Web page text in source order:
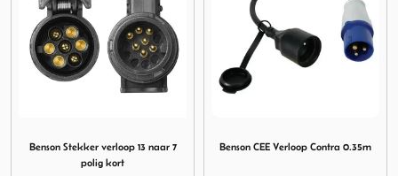
Benson Stekker verloop 13 naar 7
polig kort
Benson CEE Verloop Contra 0.35m